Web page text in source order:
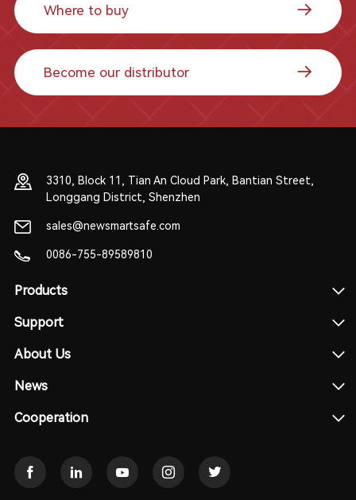
Where to buy
Become our distributor
3310, Block 11, Tian An Cloud Park, Bantian Street,
Longgang District, Shenzhen
sales@newsmartsafe.com
0086-755-89589810
Products
Support
About Us
News
Cooperation